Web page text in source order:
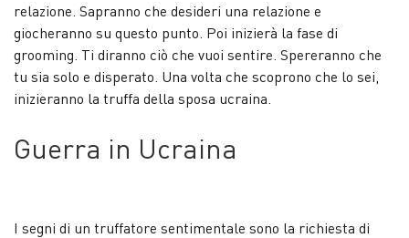
relazione. Sapranno che desideri una relazione e
giocheranno su questo punto. Poi inizierà la fase di
grooming. Ti diranno ciò che vuoi sentire. Spereranno che
tu sia solo e disperato. Una volta che scoprono che lo sei,
inizieranno la truffa della sposa ucraina.
Guerra in Ucraina
I segni di un truffatore sentimentale sono la richiesta di